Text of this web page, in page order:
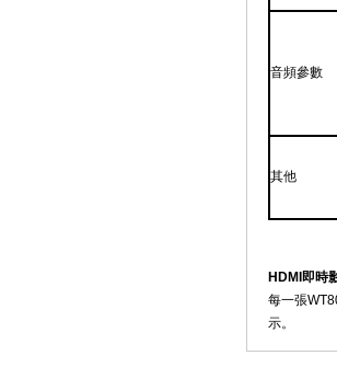
音頻參數
其他
HDMI即時
每一張
示。